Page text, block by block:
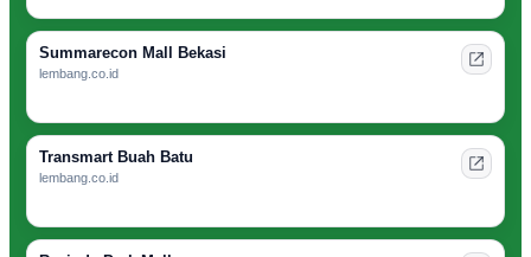
Summarecon Mall Bekasi
lembang.co.id
Transmart Buah Batu
lembang.co.id